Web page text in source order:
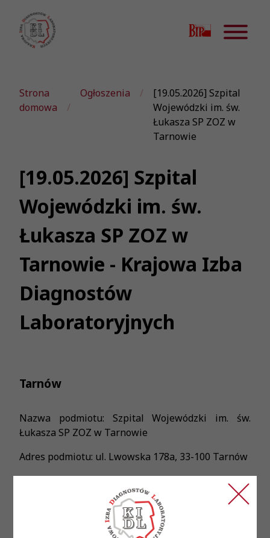
Strona
domowa
Ogłoszenia
[19.05.2026] Szpital
Wojewódzki im. św.
Łukasza SP ZOZ w
Tarnowie
[19.05.2026] Szpital
Wojewódzki im. św.
Łukasza SP ZOZ w
Tarnowie - Krajowa Izba
Diagnostów
Laboratoryjnych
Tarnów
Nazwa podmiotu: Szpital Wojewódzki im. św.
Łukasza SP ZOZ w Tarnowie
Adres podmiotu: ul. Lwowska 178a, 33-100 Tarnów
• Aktualne PWZDL • Tegoroczni absolwenci
analityki medycznej mile widziani •
Zaangażowanie w wykonywane obowiązki •